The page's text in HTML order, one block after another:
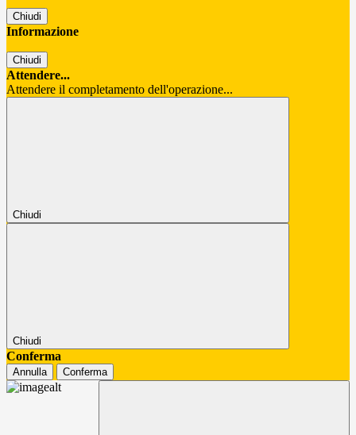
Chiudi
Informazione
Chiudi
Attendere...
Attendere il completamento dell'operazione...
Chiudi
Chiudi
Conferma
Annulla Conferma